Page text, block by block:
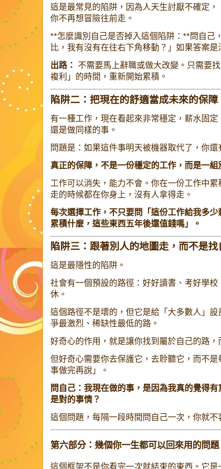
這是最常見的陷阱，因為人天生討厭不確定
你不再想冒險往前走。
**怎麼識別自己是否掉入這個陷阱：**問自己
比，我有沒有在往右下角移動？」如果答案
出路：
不需要馬上辭職或做大改變。只需要
複利」的時間，重新開始累積。
陷阱二：把現在的舒適當成未來的保障
有一種工作，現在看起來非常穩定，薪水固
還是做同樣的事。
問題是：如果這件事明天被機器取代了，你還
真正的保障，不是一份穩定的工作，而是一
工作可以消失，能力不會。你在一份工作中
走的時候都在你身上，沒有人拿得走。
每次選擇工作，不只要問「這份工作給我多
累積什麼，這些東西五年後還值錢嗎」。
陷阱三：跟著別人的地圖走，而不是找
這是最隱性的陷阱。
社會有一個預設的路徑：好好讀書、考好學
休。
這個路徑不是壞的，但它是給「大多數人」
爭最激烈、稀缺性最低的路。
好奇心的作用，就是讓你找到屬於自己的路
但好奇心需要你去保護它，去聆聽它，而不
事做完再說」。
問自己：我現在做的事，是因為我真的覺得
是對的事情？
這個問題，每隔一段時間問自己一次，你就不
第六部分：幾個你一生都可以回來用的問題
這個框架不是你看完一次就結束的東西。它